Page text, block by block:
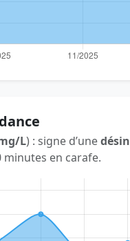
L) : signe d’une
minutes en carafe.